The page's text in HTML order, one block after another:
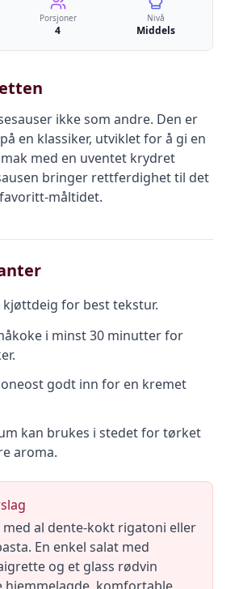
Porsjoner
4
Nivå
Middels
ikke som andre. Den er
en klassiker, utviklet for å gi en
med en uventet krydret
bringer rettferdighet til det
måltidet.
for best tekstur.
i minst 30 minutter for
godt inn for en kremet
kan brukes i stedet for tørket
aroma.
med al dente-kokt rigatoni eller
En enkel salat med
og et glass rødvin